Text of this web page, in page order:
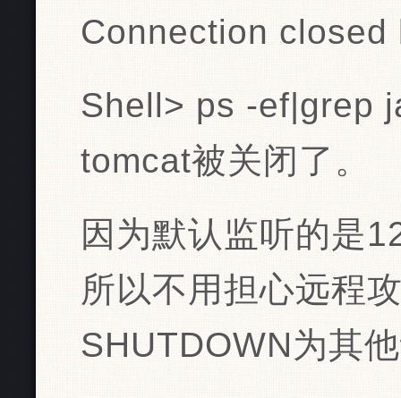
Connection
Shell> ps -ef|grep
tomcat被关闭了。
因为默认监听的是
所以不用担心远程
SHUTDOWN为其